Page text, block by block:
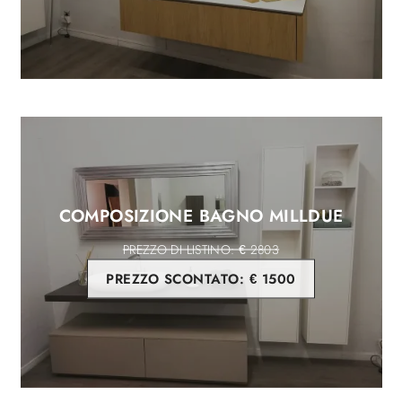
COMPOSIZIONE BAGNO MILLDUE
€ 2803
PREZZO SCONTATO: € 1500